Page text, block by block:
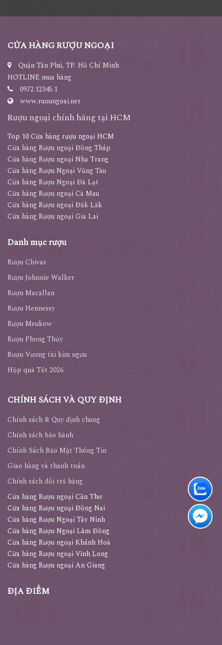
CỬA HÀNG RƯỢU NGOẠI
Quận Tân Phú, TP. Hồ Chí Minh
HOTLINE mua hàng
0972.12345.1
www.ruoungoai.net
Rượu ngoại chính hãng tại HCM
Top 10 Cửa hàng rượu ngoại HCM
Cửa hàng Rượu ngoại Đồng Tháp
Cửa hàng Rượu ngoại Nha Trang
Cửa hàng Rượu Ngoại Vũng Tàu
Cửa hàng Rượu Ngoại Đà Lạt
Cửa hàng Rượu ngoại Cà Mau
Cửa hàng Rượu ngoại Đăk Lăk
Cửa hàng Rượu ngoại Gia Lai
Danh mục rượu
Rượu Chivas
Rượu Johnnie Walker
Rượu Macallan
Rượu Hennessy
Rượu Meukow
Rượu Phong Thủy
Rượu Vương tài kim ngưu
Hộp quà Tết 2026
CHÍNH SÁCH VÀ QUY ĐỊNH
Chính sách & Quy định chung
Chính sách bảo hành
Chính Sách Bảo Mật Thông Tin
Giao hàng và thanh toán
Chính sách đổi trả hàng
Cửa hàng Rượu ngoại Cần Thơ
Cửa hàng Rượu ngoại Đồng Nai
Cửa hàng Rượu Ngoại Tây Ninh
Cửa hàng Rượu Ngoại Lâm Đồng
Cửa hàng Rượu ngoại Khánh Hoà
Cửa hàng Rượu ngoại Vĩnh Long
Cửa hàng Rượu ngoại An Giang
ĐỊA ĐIỂM